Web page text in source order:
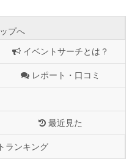
プへ
イベントサーチとは？
レポート・口コミ
最近見た
ランキング